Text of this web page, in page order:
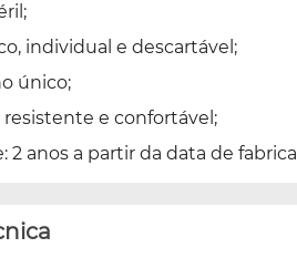
individual e descartável;
único;
resistente e confortável;
2 anos a partir da data de